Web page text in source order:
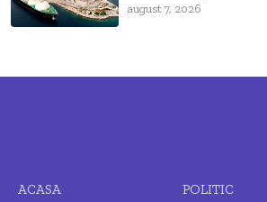
august 7, 2026
ACASA POLITIC